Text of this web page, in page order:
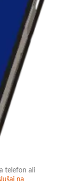
telefon ali
na